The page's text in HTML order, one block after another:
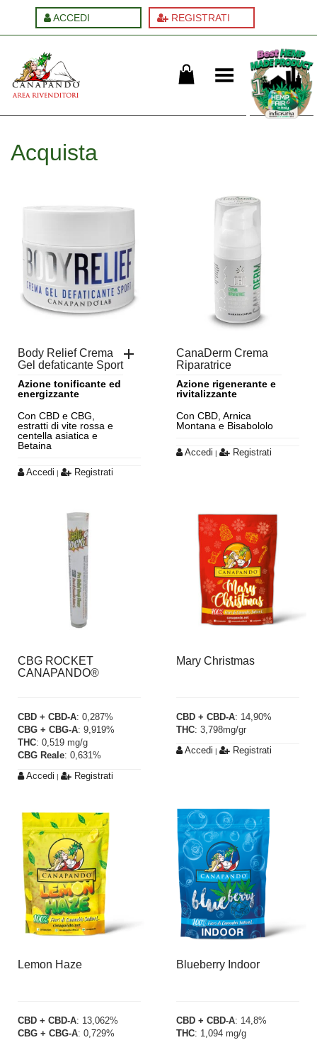
ACCEDI REGISTRATI
Cambia menu
Acquista
Body Relief Crema
Gel defaticante Sport
Azione tonificante ed
energizzante
Con CBD e CBG,
estratti di vite rossa e
centella asiatica e
Betaina
Accedi | Registrati
CanaDerm Crema
Riparatrice
Azione rigenerante e
rivitalizzante
Con CBD, Arnica
Montana e Bisabololo
Accedi | Registrati
CBG ROCKET
CANAPANDO®
CBD + CBD-A: 0,287%
CBG + CBG-A: 9,919%
THC: 0,519 mg/g
CBG Reale: 0,631%
Accedi | Registrati
Mary Christmas
CBD + CBD-A: 14,90%
THC: 3,798mg/gr
Accedi | Registrati
Lemon Haze
CBD + CBD-A: 13,062%
CBG + CBG-A: 0,729%
Blueberry Indoor
CBD + CBD-A: 14,8%
THC: 1,094 mg/g